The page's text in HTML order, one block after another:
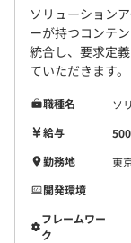
ソリューション
ーが持つコンテ
統合し、要求定
ていただきます
職種名
ソ
給与
勤務地
東
開発環境
フレームワー
ク